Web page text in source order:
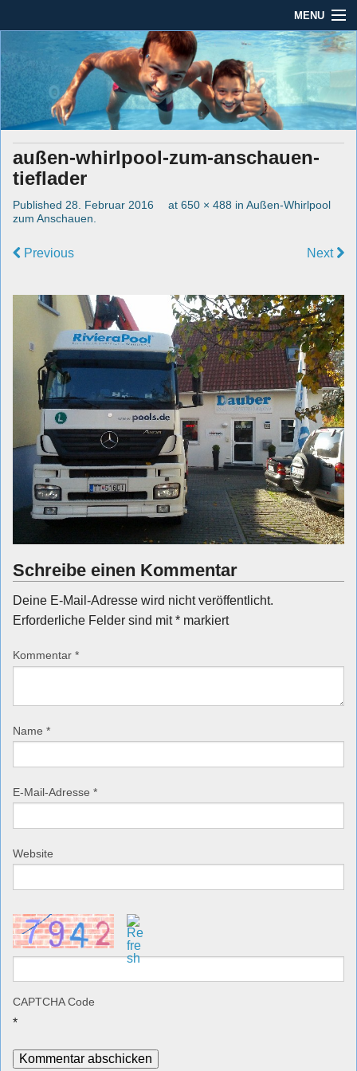
MENU
Dauber Schwimmanlagen GmbH
Leistungen
Service
Produkte
Impressum / Datenschutz
Dauber Schwimmanlagen
GmbH
Seit mehr als 45 Jahren im Rhein-Main-Gebiet
außen-whirlpool-zum-anschauen-
tieflader
Published 28. Februar 2016 at 650 × 488 in Außen-Whirlpool
zum Anschauen
Previous Next
Schreibe einen Kommentar
Deine E-Mail-Adresse wird nicht veröffentlicht.
Erforderliche Felder sind mit* markiert
Kommentar *
Name *
E-Mail-Adresse *
Website
CAPTCHA Code
*